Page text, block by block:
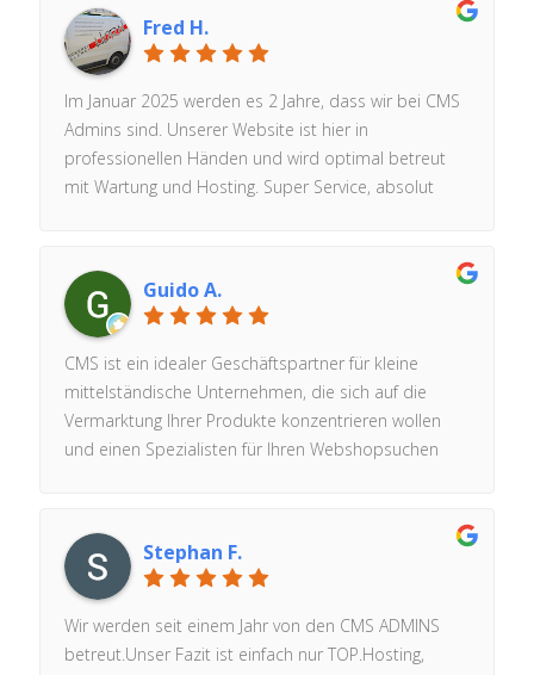
Fred H.
Im Januar 2025 werden es 2 Jahre, dass wir bei CMS
Admins sind. Unserer Website ist hier in
professionellen Händen und wird optimal betreut
mit Wartung und Hosting. Super Service, absolut
Guido A.
CMS ist ein idealer Geschäftspartner für kleine
mittelständische Unternehmen, die sich auf die
Vermarktung Ihrer Produkte konzentrieren wollen
und einen Spezialisten für Ihren Webshopsuchen
und das zu sehr fairen Konditionen.Schnelle
Antwortzeiten und vor allem eine genauso schnelle
Umsetzung bilden den perfekten Partner für mein
Unternehmen.Ich kann hier leider nur 5 Sterne
geben aber die mit voller Überzeugung !!!G.Adrian/
Stephan F.
Wir werden seit einem Jahr von den CMS ADMINS
betreut.Unser Fazit ist einfach nur TOP.Hosting,